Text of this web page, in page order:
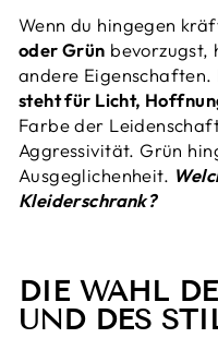
Wenn du hingegen
oder Grün bevorzugst,
andere Eigenschaften.
steht für Licht,
Farbe der
Aggressivität. Grün
Ausgeglichenheit.
Kleiderschrank?
DIE WAHL
UND DES